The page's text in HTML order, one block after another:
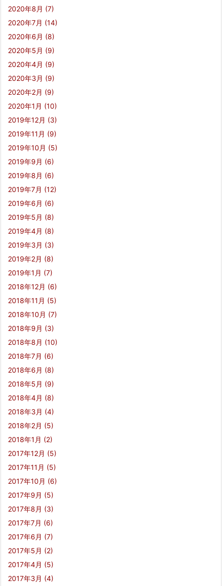
2020年8月 (7)
2020年7月 (14)
2020年6月 (8)
2020年5月 (9)
2020年4月 (9)
2020年3月 (9)
2020年2月 (9)
2020年1月 (10)
2019年12月 (3)
2019年11月 (9)
2019年10月 (5)
2019年9月 (6)
2019年8月 (6)
2019年7月 (12)
2019年6月 (6)
2019年5月 (8)
2019年4月 (8)
2019年3月 (3)
2019年2月 (8)
2019年1月 (7)
2018年12月 (6)
2018年11月 (5)
2018年10月 (7)
2018年9月 (3)
2018年8月 (10)
2018年7月 (6)
2018年6月 (8)
2018年5月 (9)
2018年4月 (8)
2018年3月 (4)
2018年2月 (5)
2018年1月 (2)
2017年12月 (5)
2017年11月 (5)
2017年10月 (6)
2017年9月 (5)
2017年8月 (3)
2017年7月 (6)
2017年6月 (7)
2017年5月 (2)
2017年4月 (5)
2017年3月 (4)